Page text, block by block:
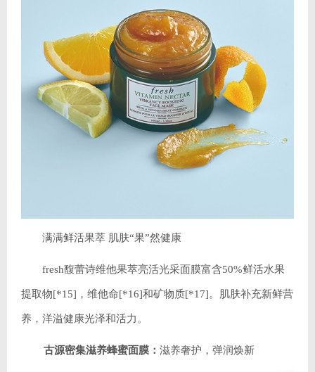
满满鲜活果萃 肌肤“果”然健康
fresh馥蕾诗维他果萃亮活光采面膜富含50%鲜活水果
提取物[*15]，维他命[*16]和矿物质[*17]。肌肤补充新鲜营
养，洋溢健康光泽和活力。
古源密集滋养蜂蜜面膜： 滋养奢护，弹润焕新